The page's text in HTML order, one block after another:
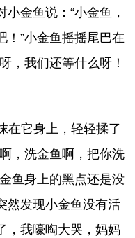
金鱼说：“小金鱼，
！”小金鱼摇摇尾巴在
，我们还等什么呀！
在它身上，轻轻揉了
，洗金鱼啊，把你洗
鱼身上的黑点还是没
然发现小金鱼没有活
，我嚎啕大哭，妈妈